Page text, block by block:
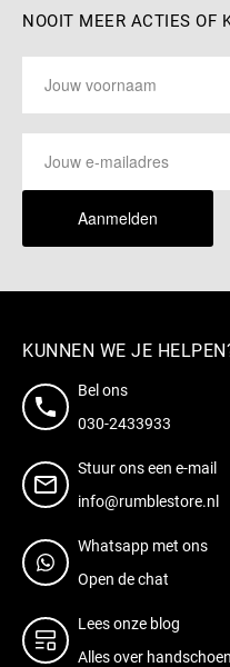
NOOIT MEER ACTIES OF
Aanmelden
KUNNEN WE JE
Bel ons
030-2433933
Stuur ons een e-mail
info@rumblestore.nl
Whatsapp met ons
Open de chat
Lees onze blog
Alles over